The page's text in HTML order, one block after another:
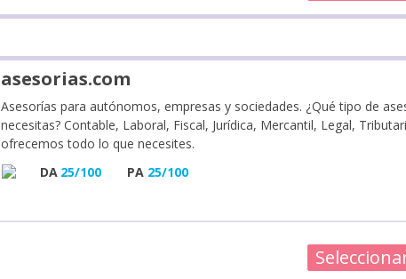
asesorias.com
Asesorías para autónomos, empresas y sociedades. ¿Qué tipo de
necesitas? Contable, Laboral, Fiscal, Jurídica, Mercantil, Legal,
ofrecemos todo lo que necesites.
DA 25/100 PA 25/100